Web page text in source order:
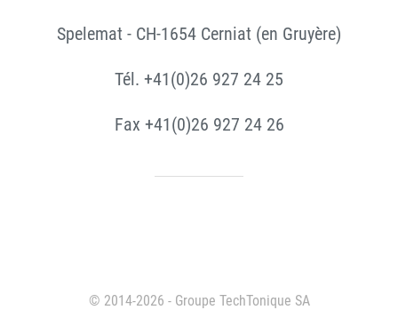
Spelemat - CH-1654 Cerniat (en Gruyère)
Tél. +41(0)26 927 24 25
Fax +41(0)26 927 24 26
© 2014-2026 - Groupe TechTonique SA